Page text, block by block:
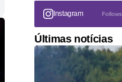
Instagram Follows
Últimas notícias